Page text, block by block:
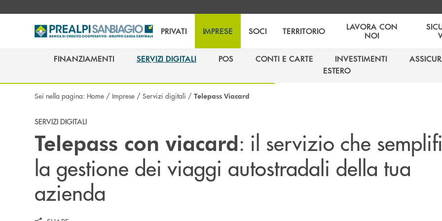
PRIVATI IMPRESE SOCI TERRITORIO
LAVORA CON
NOI
FINANZIAMENTI
SERVIZI DIGITALI
POS
CONTI E CARTE
INVESTIMENTI
INVESTIMENTI
ESTERO
Sei nella pagina: Home / Imprese / Servizi digitali / Telepass Viacard
SERVIZI DIGITALI
Telepass con viacard: il servizio che
la gestione dei viaggi autostradali della tua
azienda